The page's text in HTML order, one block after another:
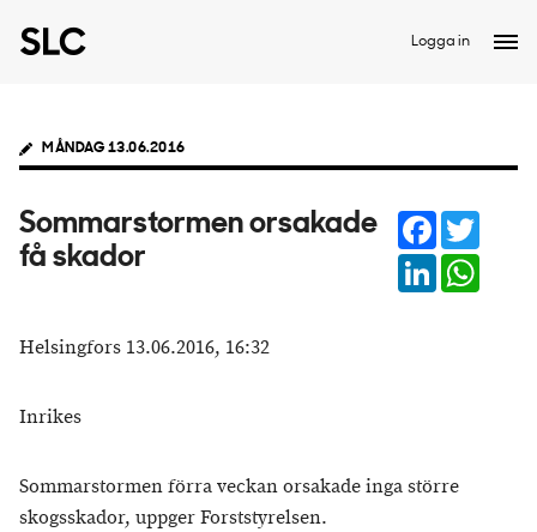
Logga in
MÅNDAG 13.06.2016
Sommarstormen orsakade
få skador
Facebook
LinkedIn
Helsingfors 13.06.2016, 16:32
Inrikes
Sommarstormen förra veckan orsakade inga större
skogsskador, uppger Forststyrelsen.